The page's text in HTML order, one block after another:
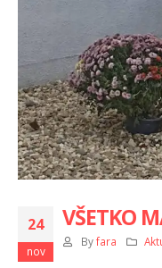
24
nov
VŠETKO
By fara